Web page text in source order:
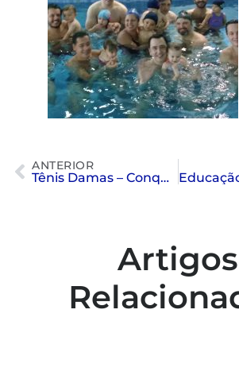
ANTERIOR
Tênis Damas – Conquista
Artigos